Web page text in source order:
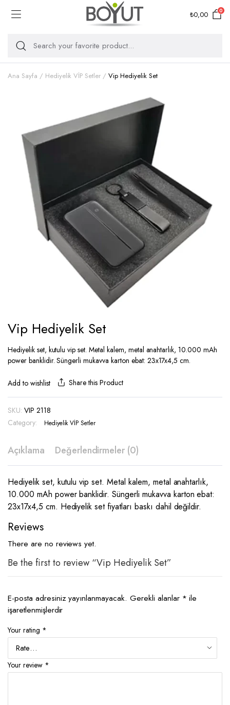
₺0,00 0
Ana Sayfa Hediyelik VİP Setler Vip Hediyelik Set
Vip Hediyelik Set
Hediyelik set, kutulu vip set. Metal kalem, metal anahtarlık, 10.000 mAh
power banklidir. Süngerli mukavva karton ebat: 23x17x4,5 cm.
Add to wishlist Share this Product
SKU: VIP 2118
Category:
Hediyelik VİP Setler
Açıklama Değerlendirmeler (0)
Hediyelik set, kutulu vip set. Metal kalem, metal anahtarlık,
10.000 mAh power banklidir. Süngerli mukavva karton ebat:
23x17x4,5 cm. Hediyelik set fiyatları baskı dahil değildir.
Reviews
There are no reviews yet.
Be the first to review “Vip Hediyelik Set”
E-posta adresiniz yayınlanmayacak. Gerekli alanlar * ile
işaretlenmişlerdir
Your rating *
Your review *